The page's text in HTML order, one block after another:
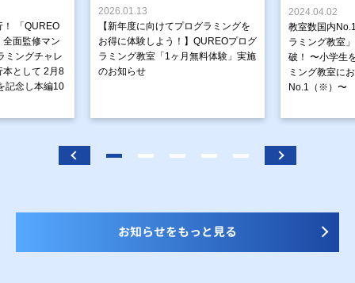
！ 「QUREO
面監修マン
ミングチャレ
本として 2月8
記念し本編10
2026.01.13
【新年度に向けてプログラミングを
お得に体験しよう！】QUREOプログ
ラミング教室「1ヶ月無料体験」実施
のお知らせ
2024.04.02
教室数国内
ラミング教室
破！ 〜小学生
ミング教室に
No.1（※）〜
お知らせをもっと見る